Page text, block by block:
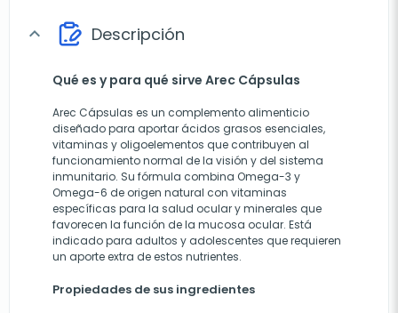
expand_more Descripción
Qué es y para qué sirve Arec Cápsulas
Arec Cápsulas es un complemento alimenticio
diseñado para aportar ácidos grasos esenciales,
vitaminas y oligoelementos que contribuyen al
funcionamiento normal de la visión y del sistema
inmunitario. Su fórmula combina Omega-3 y
Omega-6 de origen natural con vitaminas
específicas para la salud ocular y minerales que
favorecen la función de la mucosa ocular. Está
indicado para adultos y adolescentes que requieren
un aporte extra de estos nutrientes.
Propiedades de sus ingredientes